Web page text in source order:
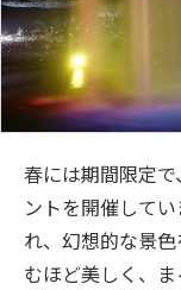
春には期間限定
ントを開催して
れ、幻想的な景
むほど美しく、ま